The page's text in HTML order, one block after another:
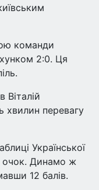
команди
2:0. Ця
Віталій
хвилин перевагу
Української
очок. Динамо ж
12 балів.